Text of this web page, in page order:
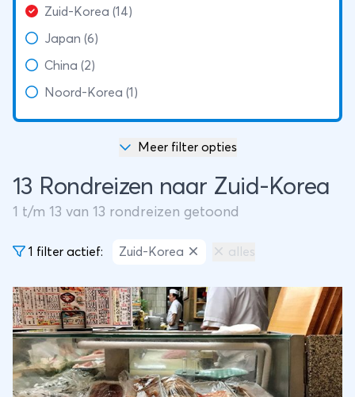
Zuid-Korea (14)
Japan (6)
China (2)
Noord-Korea (1)
Meer filter opties
13 Rondreizen naar Zuid-Korea
1 t/m 13 van 13 rondreizen getoond
1 filter actief: Zuid-Korea alles